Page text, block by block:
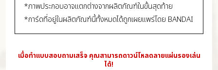
*ภาพประกอบอาจแตกต่างจากผลิตภัณฑ์ในขั้นสุดท้าย
*การ์ดที่อยู่ในผลิตภัณฑ์นี้ทั้งหมดได้ถูกเผยแพร่โดย BANDAI
เมื่อทำแบบสอบถามเสร็จ คุณสามารถดาวน์โหลดลายแผ่นรองเล่น
ได้!